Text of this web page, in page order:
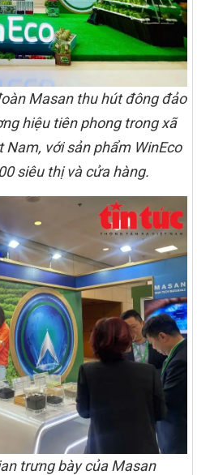
Masan thu hút đông đảo
hiệu tiên phong trong xã
Nam, với sản phẩm WinEco
siêu thị và cửa hàng.
trưng bày của Masan